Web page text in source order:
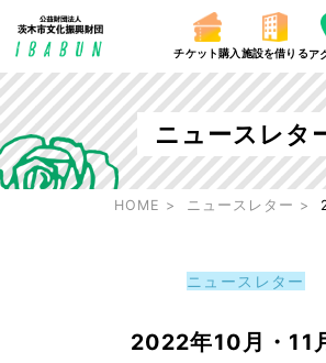
チケット購入 施設を借りるア
ニュースレタ
HOME ニュースレター
ニュースレター
2022年10月・11